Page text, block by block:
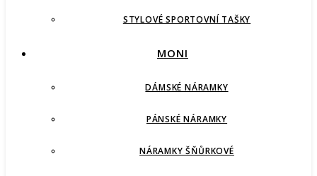
STYLOVÉ SPORTOVNÍ TAŠKY
MONI
DÁMSKÉ NÁRAMKY
PÁNSKÉ NÁRAMKY
NÁRAMKY ŠŇŮRKOVÉ